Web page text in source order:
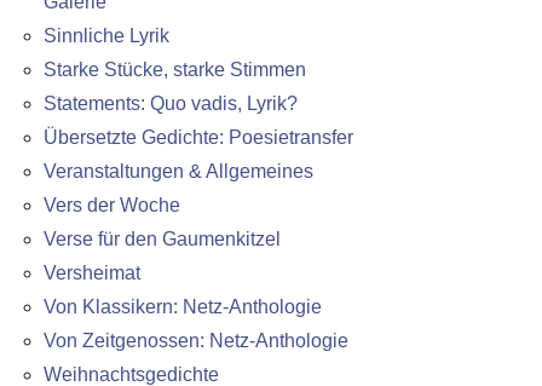
Sinnliche Lyrik
Starke Stücke, starke Stimmen
Statements: Quo vadis, Lyrik?
Übersetzte Gedichte: Poesietransfer
Veranstaltungen & Allgemeines
Vers der Woche
Verse für den Gaumenkitzel
Versheimat
Von Klassikern: Netz-Anthologie
Von Zeitgenossen: Netz-Anthologie
Weihnachtsgedichte